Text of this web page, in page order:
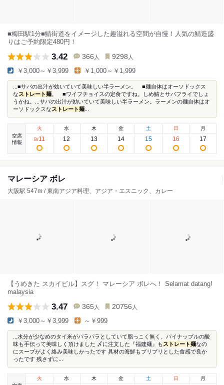
■梅田駅1分■鯖街道をイメージした趣溢れる空間が自慢！人気の鯖造盛
りはご予約限定480円！
3.42 366 人 9298 人
￥3,000～￥3,999 ￥1,000～￥1,999
...■サバの出汁が効いていて美味しい半ラーメン。 ■麺自体はオーソドックス
なストレート麺 。 ■ワイフチョイスの定食ですね。しめ鯖とサバフライでしょ
うかね。...サバの出汁が効いていて美味しい半ラーメン。ラーメンの麺自体はオ
ーソドックスなストレート麺
空席
情報
火
8/11
水
12
木
13
金
14
土
15
日
16
月
17
マレーシア ボレ
大阪駅 547m / 東南アジア料理、アジア・エスニック、カレー
【うめきた スカイビル】スグ！ マレーシア ボレへ！ Selamat datang!
malaysia
3.47 365 人 20756 人
￥3,000～￥3,999 ～￥999
...水分が少なめのタイ米がパラパラとしていて脂っこく無く、パイナップルの酸
味も手伝って美味しく頂けました 〆に注文した『福建麺』もストレート麺なの
にスープがよく絡み美味しかったです 具材の海鮮もプリプリとした食感で良か
ったです 残さずに...
火 水 木 金 土 日 月